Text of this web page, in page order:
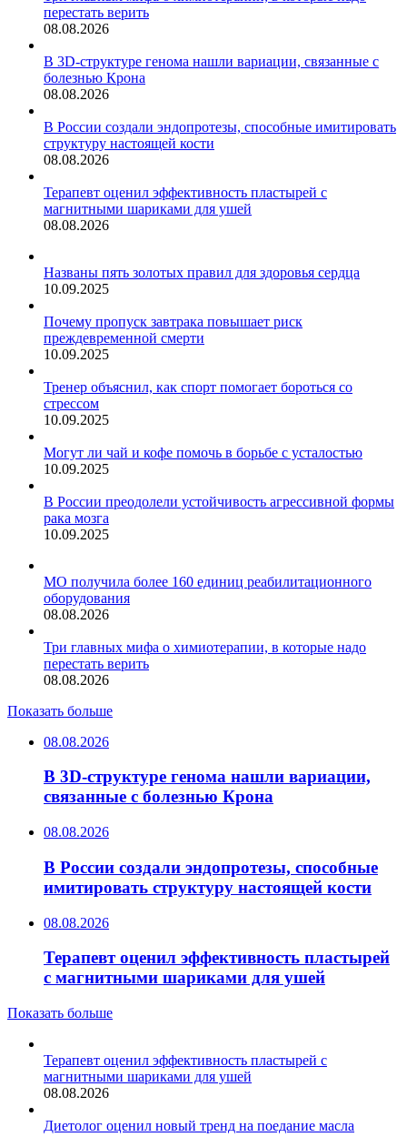
перестать верить
08.08.2026
В 3D-структуре генома нашли вариации, связанные с
болезнью Крона
08.08.2026
В России создали эндопротезы, способные имитировать
структуру настоящей кости
08.08.2026
Терапевт оценил эффективность пластырей с
магнитными шариками для ушей
08.08.2026
Названы пять золотых правил для здоровья сердца
10.09.2025
Почему пропуск завтрака повышает риск
преждевременной смерти
10.09.2025
Тренер объяснил, как спорт помогает бороться со
стрессом
10.09.2025
Могут ли чай и кофе помочь в борьбе с усталостью
10.09.2025
В России преодолели устойчивость агрессивной формы
рака мозга
10.09.2025
МО получила более 160 единиц реабилитационного
оборудования
08.08.2026
Три главных мифа о химиотерапии, в которые надо
перестать верить
08.08.2026
Показать больше
08.08.2026
В 3D-структуре генома нашли вариации,
связанные с болезнью Крона
08.08.2026
В России создали эндопротезы, способные
имитировать структуру настоящей кости
08.08.2026
Терапевт оценил эффективность пластырей
с магнитными шариками для ушей
Показать больше
Терапевт оценил эффективность пластырей с
магнитными шариками для ушей
08.08.2026
Диетолог оценил новый тренд на поедание масла